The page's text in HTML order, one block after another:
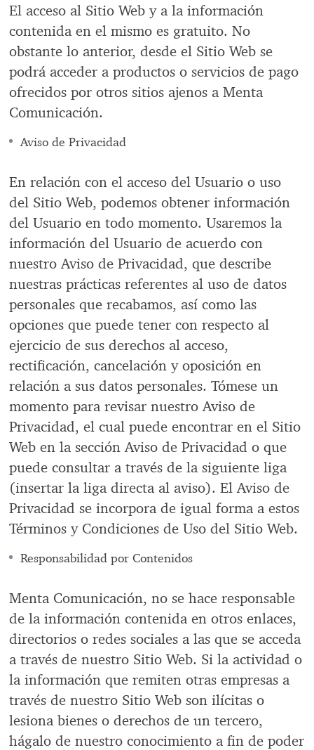
El acceso al Sitio Web y a la información
contenida en el mismo es gratuito. No
obstante lo anterior, desde el Sitio Web se
podrá acceder a productos o servicios de pago
ofrecidos por otros sitios ajenos a Menta
Comunicación.
Aviso de Privacidad
En relación con el acceso del Usuario o uso
del Sitio Web, podemos obtener información
del Usuario en todo momento. Usaremos la
información del Usuario de acuerdo con
nuestro Aviso de Privacidad, que describe
nuestras prácticas referentes al uso de datos
personales que recabamos, así como las
opciones que puede tener con respecto al
ejercicio de sus derechos al acceso,
rectificación, cancelación y oposición en
relación a sus datos personales. Tómese un
momento para revisar nuestro Aviso de
Privacidad, el cual puede encontrar en el Sitio
Web en la sección Aviso de Privacidad o que
puede consultar a través de la siguiente liga
(insertar la liga directa al aviso). El Aviso de
Privacidad se incorpora de igual forma a estos
Términos y Condiciones de Uso del Sitio Web.
Responsabilidad por Contenidos
Menta Comunicación, no se hace responsable
de la información contenida en otros enlaces,
directorios o redes sociales a las que se acceda
a través de nuestro Sitio Web. Si la actividad o
la información que remiten otras empresas a
través de nuestro Sitio Web son ilícitas o
lesiona bienes o derechos de un tercero,
hágalo de nuestro conocimiento a fin de poder